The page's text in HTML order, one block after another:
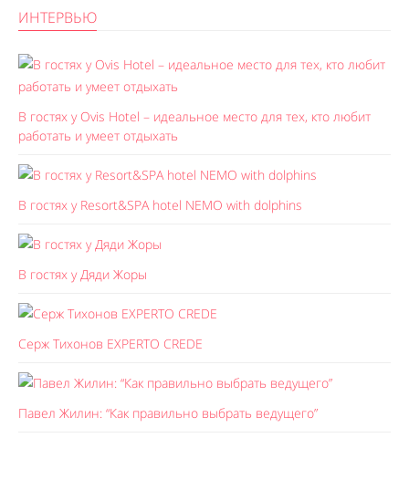
ИНТЕРВЬЮ
В гостях у Ovis Hotel – идеальное место для тех, кто любит
работать и умеет отдыхать
В гостях у Resort&SPA hotel NEMO with dolphins
В гостях у Дяди Жоры
Серж Тихонов EXPERTO CREDE
Павел Жилин: “Как правильно выбрать ведущего”